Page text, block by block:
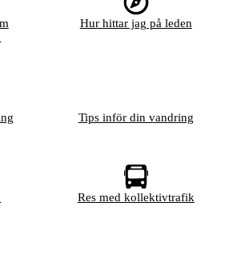
Hur hittar jag på leden
Tips inför din vandring
Res med kollektivtrafik